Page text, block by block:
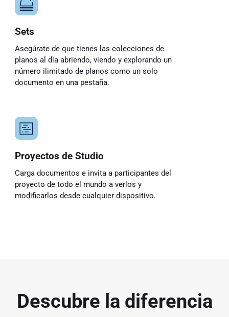
Sets
Asegúrate de que tienes las colecciones de
planos al día abriendo, viendo y explorando un
número ilimitado de planos como un solo
documento en una pestaña.
Proyectos de Studio
Carga documentos e invita a participantes del
proyecto de todo el mundo a verlos y
modificarlos desde cualquier dispositivo.
Descubre la diferencia